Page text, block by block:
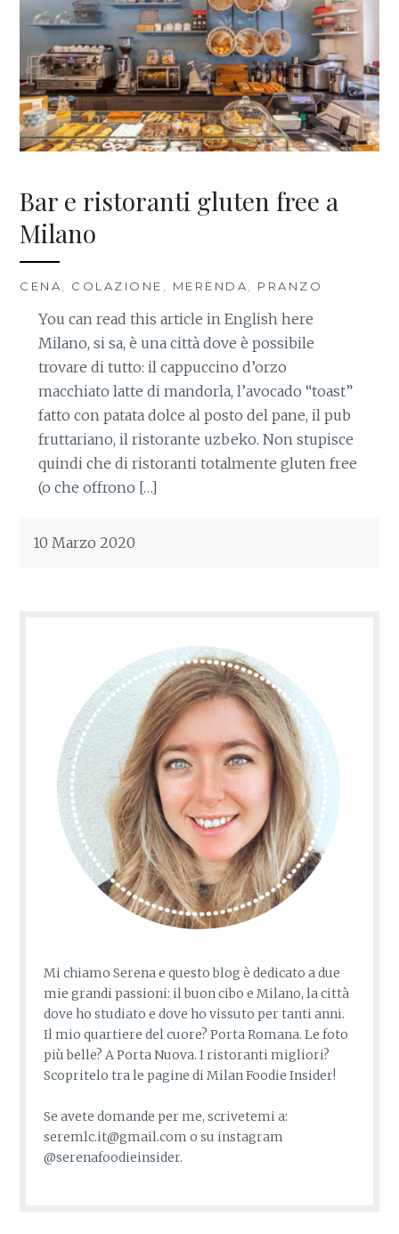
Bar e ristoranti gluten free a
Milano
CENA COLAZIONE MERENDA PRANZO
You can read this article in English here
Milano, si sa, è una città dove è possibile
trovare di tutto: il cappuccino d’orzo
macchiato latte di mandorla, l’avocado “toast”
fatto con patata dolce al posto del pane, il pub
fruttariano, il ristorante uzbeko. Non stupisce
quindi che di ristoranti totalmente gluten free
(o che offrono […]
10 Marzo 2020
Mi chiamo Serena e questo blog è dedicato a due
mie grandi passioni: il buon cibo e Milano, la città
dove ho studiato e dove ho vissuto per tanti anni.
Il mio quartiere del cuore? Porta Romana. Le foto
più belle? A Porta Nuova. I ristoranti migliori?
Scopritelo tra le pagine di Milan Foodie Insider!
Se avete domande per me, scrivetemi a:
seremlc.it@gmail.com o su instagram
@serenafoodieinsider.